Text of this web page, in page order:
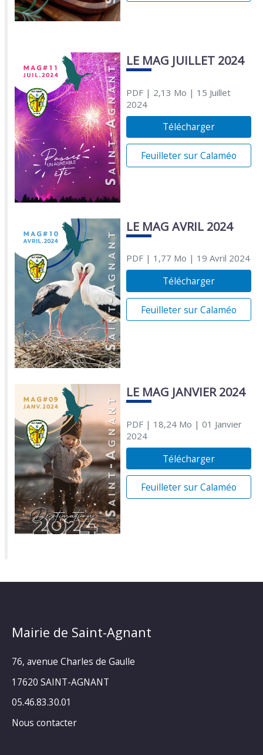
LE MAG JUILLET 2024
PDF| 2,13 Mo | 15 Juillet
2024
Télécharger
Feuilleter sur Calaméo
LE MAG AVRIL 2024
PDF| 1,77 Mo | 19 Avril 2024
Télécharger
Feuilleter sur Calaméo
LE MAG JANVIER 2024
PDF| 18,24 Mo | 01 Janvier
2024
Télécharger
Feuilleter sur Calaméo
Mairie de Saint-Agnant
76, avenue Charles de Gaulle
17620 SAINT-AGNANT
05.46.83.30.01
Nous contacter